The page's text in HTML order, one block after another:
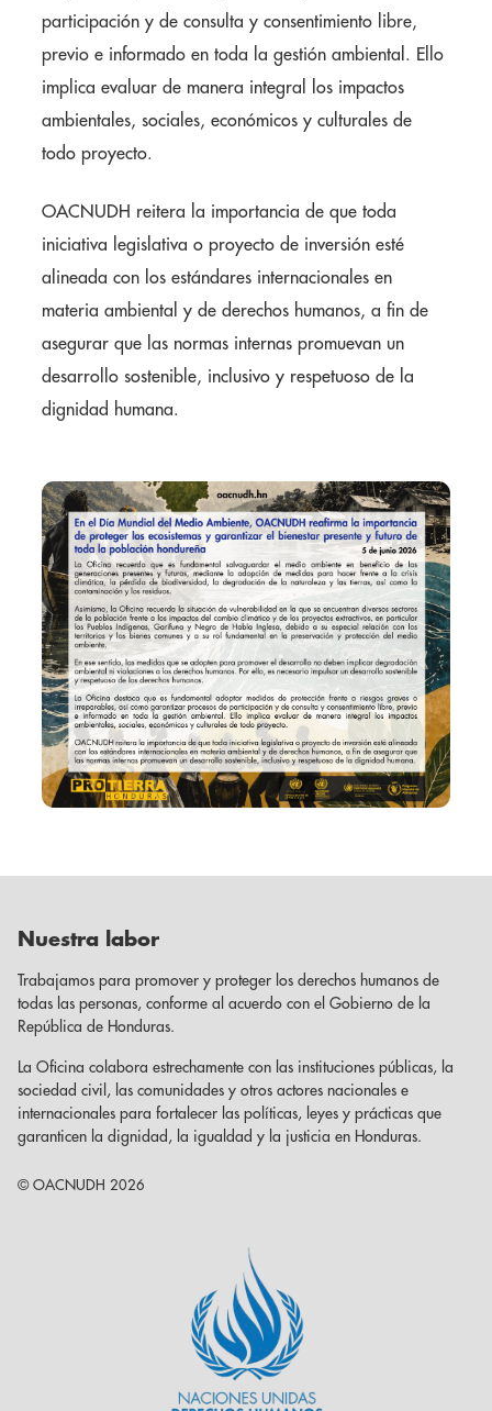
participación y de consulta y consentimiento libre,
previo e informado en toda la gestión ambiental. Ello
implica evaluar de manera integral los impactos
ambientales, sociales, económicos y culturales de
todo proyecto.
OACNUDH reitera la importancia de que toda
iniciativa legislativa o proyecto de inversión esté
alineada con los estándares internacionales en
materia ambiental y de derechos humanos, a fin de
asegurar que las normas internas promuevan un
desarrollo sostenible, inclusivo y respetuoso de la
dignidad humana.
Nuestra labor
Trabajamos para promover y proteger los derechos humanos de
todas las personas, conforme al acuerdo con el Gobierno de la
República de Honduras.
La Oficina colabora estrechamente con las instituciones públicas, la
sociedad civil, las comunidades y otros actores nacionales e
internacionales para fortalecer las políticas, leyes y prácticas que
garanticen la dignidad, la igualdad y la justicia en Honduras.
© OACNUDH 2026